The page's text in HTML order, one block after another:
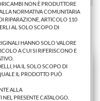
NON È PRODUTTORE
NORMATIVA COMUNITARIA
RIPARAZIONE, ARTICOLO 110
AL SOLO SCOPO DI
HANNO SOLO VALORE
A CUI SI RIFERISCONO E
HA IL SOLO SCOPO DI
IL PRODOTTO PUÒ
ALLA
PRESENTE CATALOGO.